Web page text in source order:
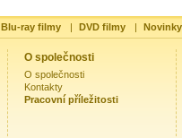
Blu-ray filmy | DVD filmy |
O společnosti
O společnosti
Kontakty
Pracovní příležitosti